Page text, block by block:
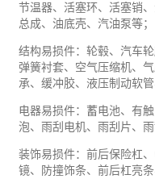
节温器、活塞环、活塞销
总成、油底壳、汽油泵等；
结构易损件：轮毂、 汽车
弹簧衬套、空气压缩机、
承、缓冲胶、液压制动软管
电器易损件：蓄电池、有
泡、雨刮电机、雨刮片、
装饰易损件：前后保险杠
镜、防撞饰条、前后杠亮